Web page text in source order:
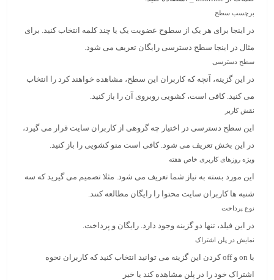
برچسب سطح
در اینجا برای هر یک از سطوح عضویت یک یا چند کلمه انتخاب کنید. برای
مثال در اینجا سطح دسترسی رایگان تعریف می شود.
سطح دسترسی
در این گزینه، آنچه که کاربران این سطح، مشاهده خواهند کرد را انتخاب
می کنید. کافی است، کشویی روبروی آن را باز کنید.
نقش کاربر
این سطح دسترسی در اختیار چه گروهی از کاربران سایت قرار می گیرد،
در این بخش تعریف می شود. کافی است منو کشویی را باز کنید.
ویژه روزهای کاربری خاص هفته
این مورد بسته به نیاز شما تعریف می شود. مثلا تصمیم می گیرید که سه
شنبه ها کاربران سایت محتوا را رایگان مطالعه کنند.
نوع پرداخت
در این فیلد، تنها دو گزینه وجود دارد. رایگان و پرداخت.
نمایش در پلن اشتراک
با on و off کردن این گزینه می توانید انتخاب کنید که کاربران نحوه
اشتراک خود را در پلن مشاهده کند یا خیر